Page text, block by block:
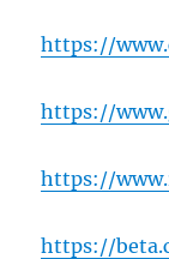
https://
https://
https://
https://